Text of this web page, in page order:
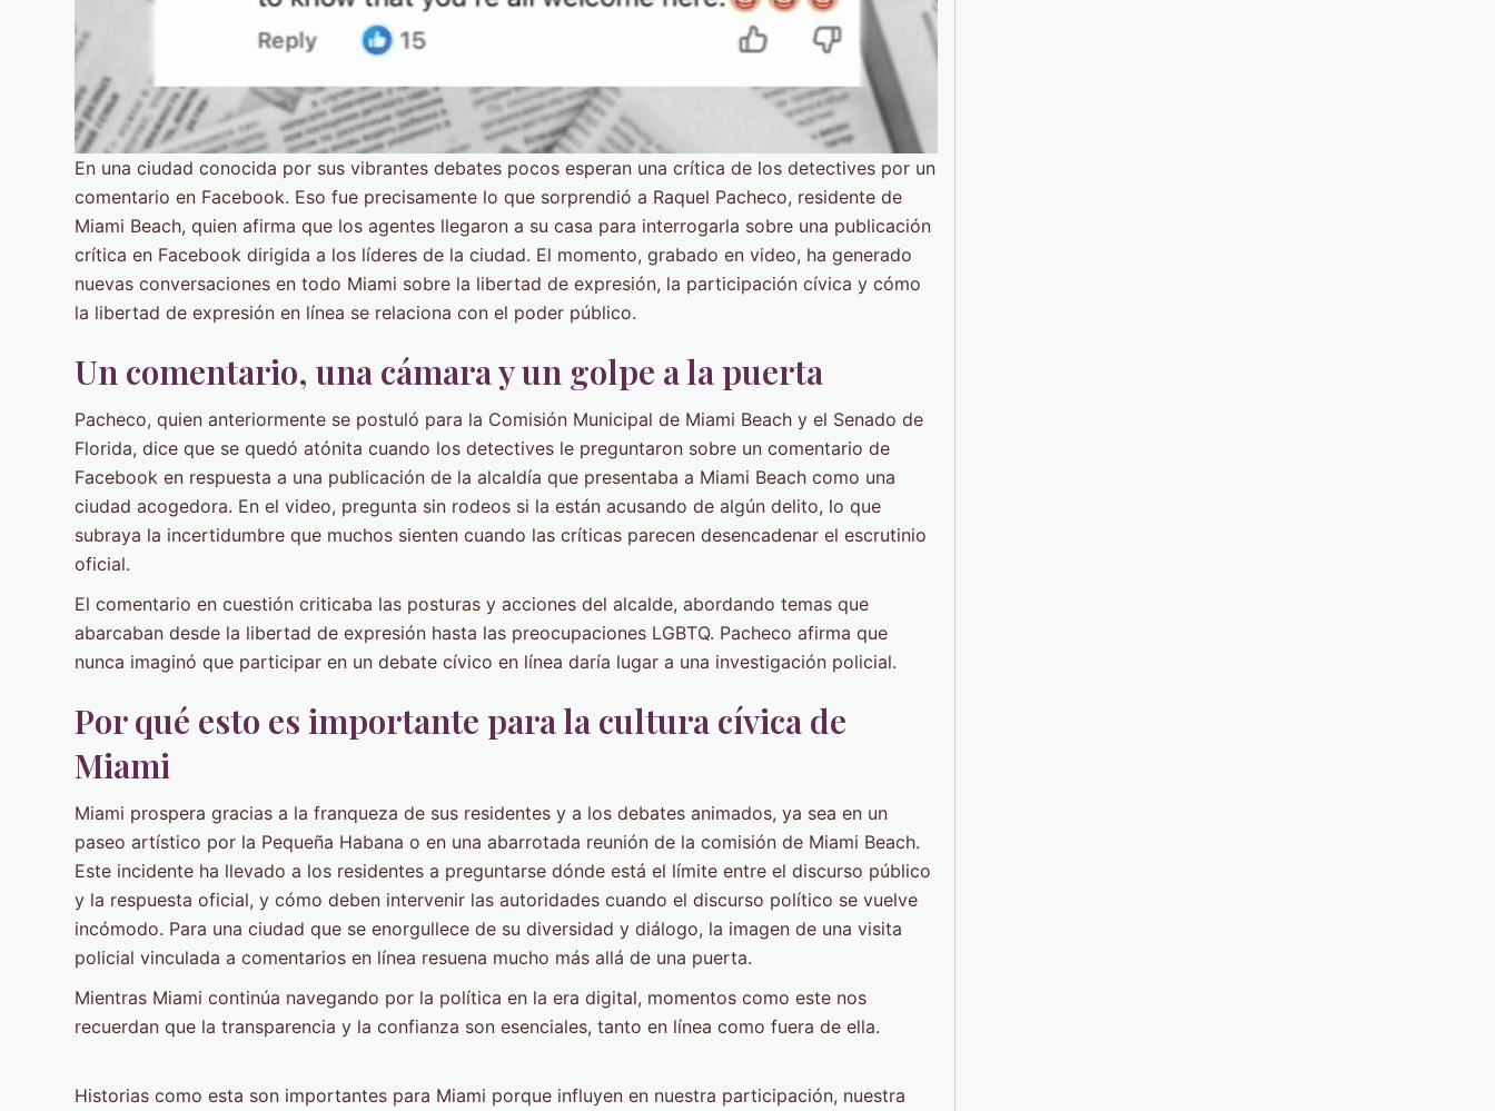
En una ciudad conocida por sus vibrantes debates pocos esperan una crítica de los detectives por un
comentario en Facebook. Eso fue precisamente lo que sorprendió a Raquel Pacheco, residente de
Miami Beach, quien afirma que los agentes llegaron a su casa para interrogarla sobre una publicación
crítica en Facebook dirigida a los líderes de la ciudad. El momento, grabado en video, ha generado
nuevas conversaciones en todo Miami sobre la libertad de expresión, la participación cívica y cómo
la libertad de expresión en línea se relaciona con el poder público.
Un comentario, una cámara y un golpe a la puerta
Pacheco, quien anteriormente se postuló para la Comisión Municipal de Miami Beach y el Senado de
Florida, dice que se quedó atónita cuando los detectives le preguntaron sobre un comentario de
Facebook en respuesta a una publicación de la alcaldía que presentaba a Miami Beach como una
ciudad acogedora. En el video, pregunta sin rodeos si la están acusando de algún delito, lo que
subraya la incertidumbre que muchos sienten cuando las críticas parecen desencadenar el escrutinio
oficial.
El comentario en cuestión criticaba las posturas y acciones del alcalde, abordando temas que
abarcaban desde la libertad de expresión hasta las preocupaciones LGBTQ. Pacheco afirma que
nunca imaginó que participar en un debate cívico en línea daría lugar a una investigación policial.
Por qué esto es importante para la cultura cívica de
Miami
Miami prospera gracias a la franqueza de sus residentes y a los debates animados, ya sea en un
paseo artístico por la Pequeña Habana o en una abarrotada reunión de la comisión de Miami Beach.
Este incidente ha llevado a los residentes a preguntarse dónde está el límite entre el discurso público
y la respuesta oficial, y cómo deben intervenir las autoridades cuando el discurso político se vuelve
incómodo. Para una ciudad que se enorgullece de su diversidad y diálogo, la imagen de una visita
policial vinculada a comentarios en línea resuena mucho más allá de una puerta.
Mientras Miami continúa navegando por la política en la era digital, momentos como este nos
recuerdan que la transparencia y la confianza son esenciales, tanto en línea como fuera de ella.
Historias como esta son importantes para Miami porque influyen en nuestra participación, nuestra